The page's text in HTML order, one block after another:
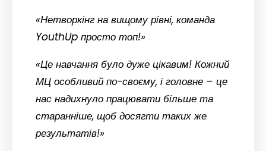
«Нетворкінг на вищому рівні, команда
YouthUp просто топ!»
«Це навчання було дуже цікавим! Кожний
МЦ особливий по-своєму, і головне – це
нас надихнуло працювати більше та
старанніше, щоб досягти таких же
результатів!»